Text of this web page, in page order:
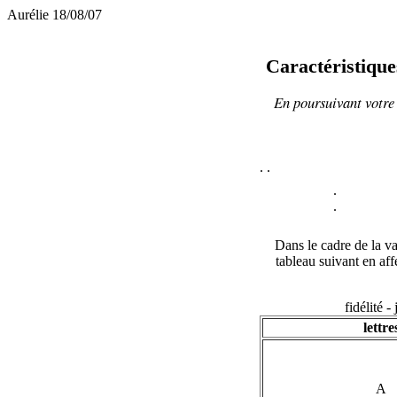
Aurélie 18/08/07
En poursuivant
. .
.
.
Dans le cadre de la
tableau suivant en
fidélité -
A